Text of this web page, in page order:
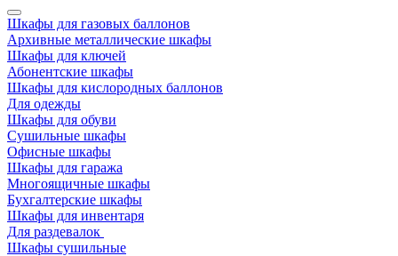
Шкафы для газовых баллонов
Архивные металлические шкафы
Шкафы для ключей
Абонентские шкафы
Шкафы для кислородных баллонов
Для одежды
Шкафы для обуви
Сушильные шкафы
Офисные шкафы
Шкафы для гаража
Многоящичные шкафы
Бухгалтерские шкафы
Шкафы для инвентаря
Для раздевалок
Шкафы сушильные